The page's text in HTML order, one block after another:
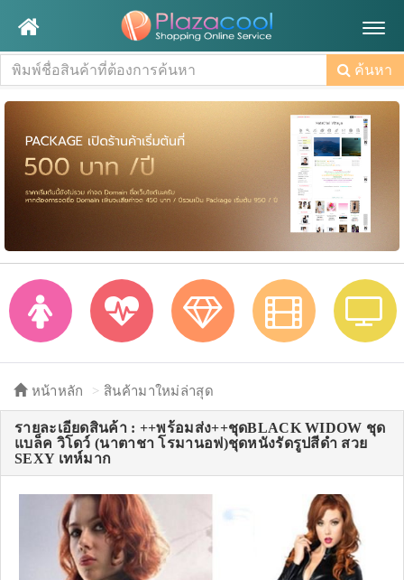
ค้นหา
หน้าหลัก สินค้ามาใหม่ล่าสุด
รายละเอียดสินค้า : ++พร้อมส่ง++ชุดBLACK WIDOW ชุด
แบล็ค วิโดว์ (นาตาชา โรมานอฟ)ชุดหนังรัดรูปสีดำ สวย
SEXY เทห์มาก